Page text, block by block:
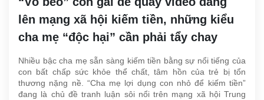
lên mạng xã hội kiếm tiền, những kiểu
cha mẹ “độc hại” cần phải tẩy chay
Nhiều bậc cha mẹ sẵn sàng kiếm tiền bằng sự nổi tiếng của
con bất chấp sức khỏe thể chất, tâm hồn của trẻ bị tổn
thương nặng nề. “Cha mẹ lợi dụng con nhỏ để kiếm tiền”
đang là chủ đề tranh luận sôi nổi trên mạng xã hội Trung